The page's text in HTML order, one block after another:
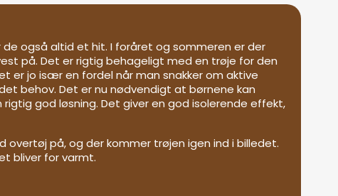
også altid et hit. I foråret og sommeren er der
på. Det er rigtig behageligt med en trøje for den
er jo især en fordel når man snakker om aktive
behov. Det er nu nødvendigt at børnene kan
god løsning. Det giver en god isolerende effekt,
på, og der kommer trøjen igen ind i billedet.
bliver for varmt.